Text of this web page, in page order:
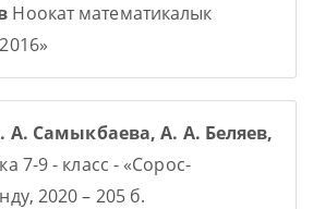
Ноокат математикалык
Самыкбаева, А. А. Беляев,
7-9 - класс - «Сорос-
2020 – 205 б.